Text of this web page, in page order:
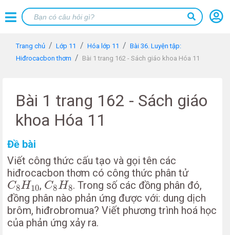
Trang chủ Lớp 11 Hóa lớp 11
Bài 36. Luyện tập:
Hiđrocacbon thơm
Bài 1 trang 162 - Sách giáo khoa Hóa 11
Bài 1 trang 162 - Sách giáo
khoa Hóa 11
Đề bài
Viết công thức cấu tạo và gọi tên các
hiđrocacbon thơm có công thức phân tử
C8H10
C8H10
, C8H8
C8H8. Trong số các đồng phân đó,
đồng phân nào phản ứng được với: dung dịch
brôm, hiđrobromua? Viết phương trình hoá học
của phản ứng xảy ra.